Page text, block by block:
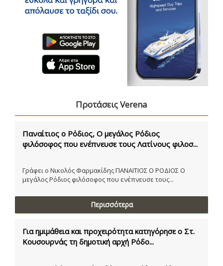
Προτάσεις Verena
Παναίτιος ο Ρόδιος, Ο μεγάλος Ρόδιος
φιλόσοφος που ενέπνευσε τους Λατίνους φιλοσ...
Γράφει ο Νικολός Φαρμακίδης ΠΑΝΑΙΤΙΟΣ Ο ΡΟΔΙΟΣ Ο
μεγάλος Ρόδιος φιλόσοφος που ενέπνευσε τους...
Περισσότερα
Για ημιμάθεια και προχειρότητα κατηγόρησε ο Στ.
Κουσουρνάς τη δημοτική αρχή Ρόδο...